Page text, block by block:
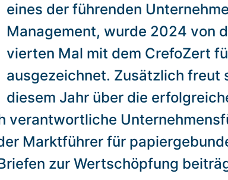
eines der führenden
Management, wurde 2024 von
vierten Mal mit dem CrefoZert
ausgezeichnet. Zusätzlich freut
diesem Jahr über die
verantwortliche
Marktführer für
zur Wertschöpfung